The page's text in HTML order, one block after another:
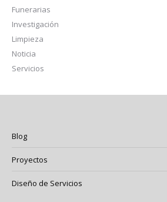
Funerarias
Investigación
Limpieza
Noticia
Servicios
Blog
Proyectos
Diseño de Servicios